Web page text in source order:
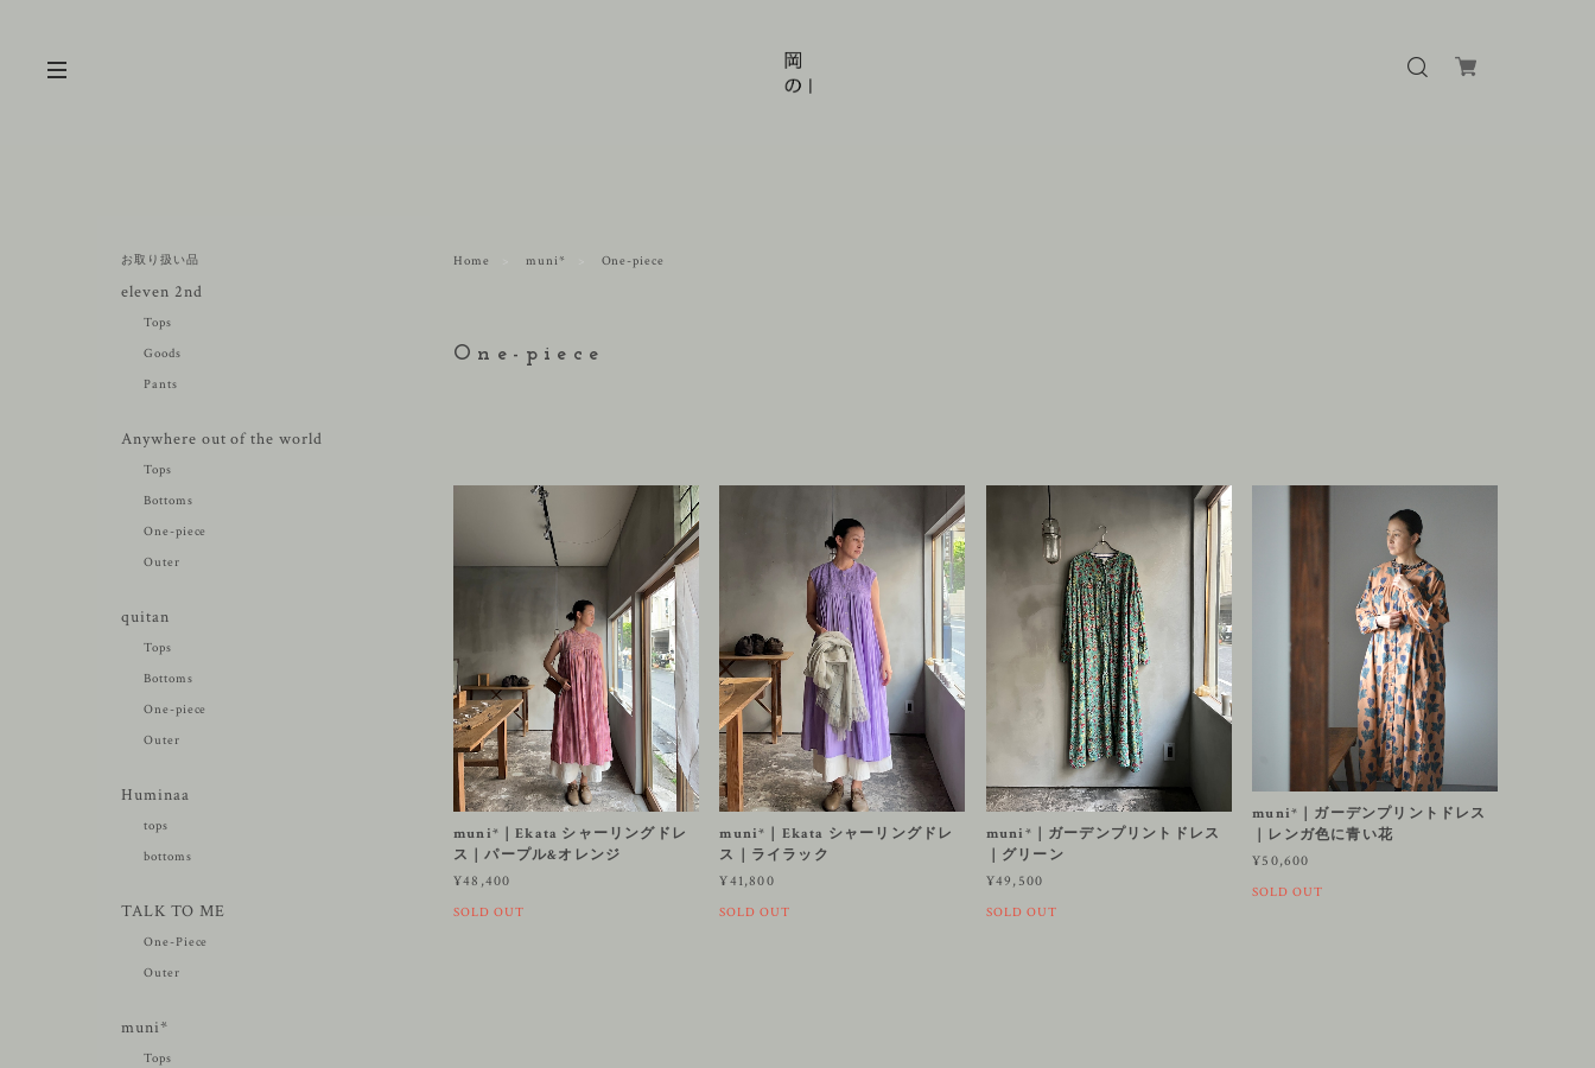
Home muni* One-piece
One-piece
muni*｜Ekata シャーリングドレ
ス｜パープル&オレンジ
¥48,400
SOLD OUT
muni*｜Ekata シャーリングドレ
ス｜ライラック
¥41,800
SOLD OUT
muni*｜ガーデンプリントドレス
｜グリーン
¥49,500
SOLD OUT
muni*｜ガーデンプリントドレス
｜レンガ色に青い花
¥50,600
SOLD OUT
お取り扱い品
eleven 2nd
Tops
Goods
Pants
Anywhere out of the world
Tops
Bottoms
One-piece
Outer
quitan
Tops
Bottoms
One-piece
Outer
Huminaa
tops
bottoms
TALK TO ME
One-Piece
Outer
muni*
Tops